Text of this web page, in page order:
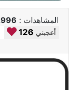
المشاهدات :
126 أعجبني